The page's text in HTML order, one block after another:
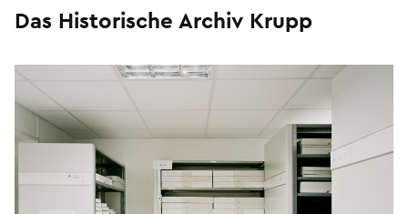
Das Historische Archiv Krupp